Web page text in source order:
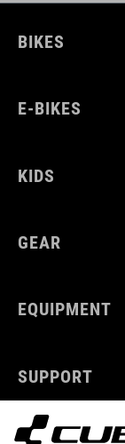
BIKES
E-BIKES
KIDS
GEAR
EQUIPMENT
SUPPORT